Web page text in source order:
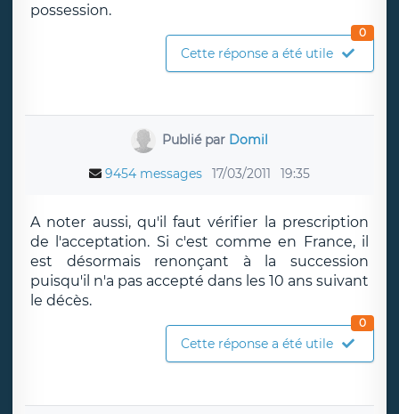
possession.
Cette réponse a été utile
0
Publié par Domil
9454 messages 17/03/2011 19:35
A noter aussi, qu'il faut vérifier la prescription
de l'acceptation. Si c'est comme en France, il
est désormais renonçant à la succession
puisqu'il n'a pas accepté dans les 10 ans suivant
le décès.
Cette réponse a été utile
0